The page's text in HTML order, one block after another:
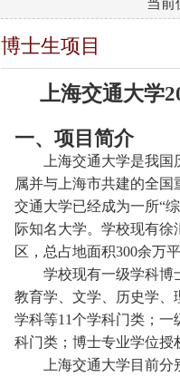
当
博士生项目
上海交通大学
一、项目简介
上海交通大学是我国
属并与上海市共建的全
交通大学已经成为一所“
际知名大学。学校现有
区，总占地面积300余万
学校现有一级学科博
教育学、文学、历史学、
学科等11个学科门类；一
科门类；博士专业学位授
上海交通大学目前分